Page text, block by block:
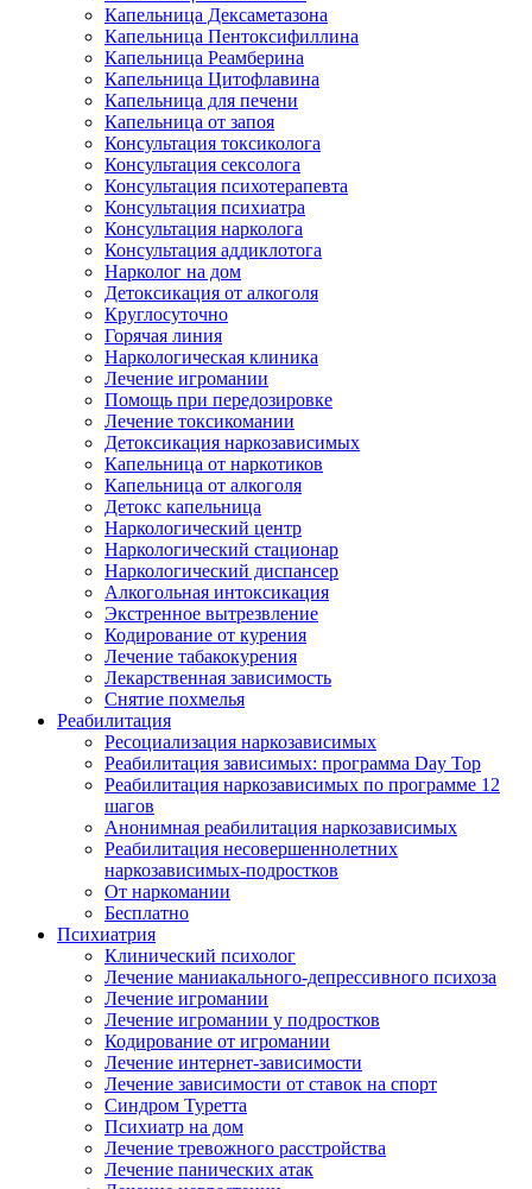
Капельница Дексаметазона
Капельница Пентоксифиллина
Капельница Реамберина
Капельница Цитофлавина
Капельница для печени
Капельница от запоя
Консультация токсиколога
Консультация сексолога
Консультация психотерапевта
Консультация психиатра
Консультация нарколога
Консультация аддиклотога
Нарколог на дом
Детоксикация от алкоголя
Круглосуточно
Горячая линия
Наркологическая клиника
Лечение игромании
Помощь при передозировке
Лечение токсикомании
Детоксикация наркозависимых
Капельница от наркотиков
Капельница от алкоголя
Детокс капельница
Наркологический центр
Наркологический стационар
Наркологический диспансер
Алкогольная интоксикация
Экстренное вытрезвление
Кодирование от курения
Лечение табакокурения
Лекарственная зависимость
Снятие похмелья
Реабилитация
Ресоциализация наркозависимых
Реабилитация зависимых: программа Day Top
Реабилитация наркозависимых по программе 12
шагов
Анонимная реабилитация наркозависимых
Реабилитация несовершеннолетних
наркозависимых-подростков
От наркомании
Бесплатно
Психиатрия
Клинический психолог
Лечение маниакального-депрессивного психоза
Лечение игромании
Лечение игромании у подростков
Кодирование от игромании
Лечение интернет-зависимости
Лечение зависимости от ставок на спорт
Синдром Туретта
Психиатр на дом
Лечение тревожного расстройства
Лечение панических атак